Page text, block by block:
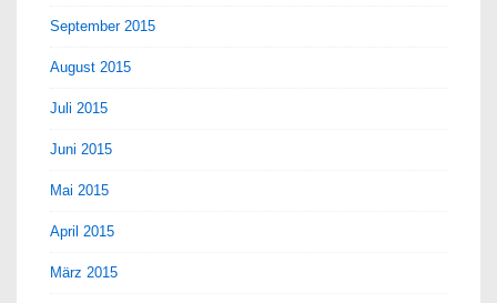
September 2015
August 2015
Juli 2015
Juni 2015
Mai 2015
April 2015
März 2015